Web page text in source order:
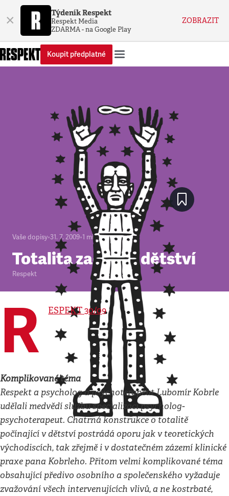
× Týdeník Respekt
Respekt Media
ZDARMA - na Google Play
ZOBRAZIT
Koupit předplatné
Vaše dopisy•31. 7. 2009•1 minuta
Totalita začíná v dětství
Respekt
R ESPEKT 30/09
Komplikované téma
Respekt a psycholog a psychoterapeut Lubomír Kobrle
udělali medvědí službu specializaci psycholog-
psychoterapeut. Chatrná konstrukce o totalitě
počínající v dětství postrádá oporu jak v teoretických
východiscích, tak zřejmě i v dostatečném zázemí klinické
praxe pana Kobrleho. Přitom velmi komplikované téma
obsahující předivo osobního a společenského vyžaduje
zvažování všech intervenujících vlivů, a ne kostrbaté,